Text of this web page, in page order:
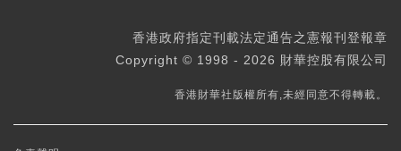
香港政府指定刊載法定通告之憲報刊登報章
Copyright © 1998 - 2026 財華控股有限公司
香港財華社版權所有,未經同意不得轉載。